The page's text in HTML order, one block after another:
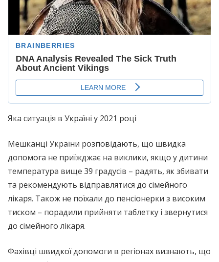
Яка ситуація в Україні у 2021 році
Мешканці України розповідають, що швидка
допомога не приїжджає на виклики, якщо у дитини
температура вище 39 градусів – радять, як збивати
та рекомендують відправлятися до сімейного
лікаря. Також не поїхали до пенсіонерки з високим
тиском – порадили прийняти таблетку і звернутися
до сімейного лікаря.
Фахівці швидкої допомоги в регіонах визнають, що